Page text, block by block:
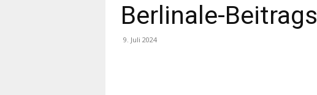
Berlinale-Beitrags
9. Juli 2024